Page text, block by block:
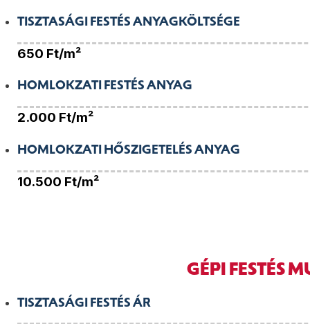
TISZTASÁGI FESTÉS ANYAGKÖLTSÉGE
650 Ft/m²
HOMLOKZATI FESTÉS ANYAG
2.000 Ft/m²
HOMLOKZATI HŐSZIGETELÉS ANYAG
10.500 Ft/m²
GÉPI FESTÉS
TISZTASÁGI FESTÉS ÁR